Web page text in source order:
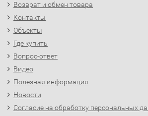
Возврат и обмен товара
Контакты
Объекты
Где купить
Вопрос-ответ
Видео
Полезная информация
Новости
Согласие на обработку персональных